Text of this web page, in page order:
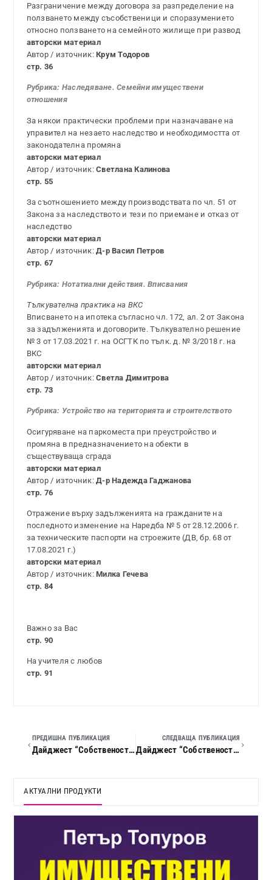
Разграничение между договора за разпределение на
ползването между съсобственици и споразумението
относно ползването на семейното жилище при развод
авторски материал
Автор / източник:Крум Тодоров
стр. 36
Рубрика: Наследяване. Семейни имуществени
отношения
За някои практически проблеми при назначаване на
управител на незаето наследство и необходимостта от
законодателна промяна
авторски материал
Автор / източник:Светлана Калинова
стр. 55
За съотношението между производствата по чл. 51 от
Закона за наследството и тези по приемане и отказ от
наследство
авторски материал
Автор / източник:Д-р Васил Петров
стр. 67
Рубрика: Нотатиални действия. Вписвания
Тълкувателна практика на ВКС
Вписването на ипотека съгласно чл. 172, ал. 2 от Закона
за задълженията и договорите. Тълкувателно решение
№ 3 от 17.03.2021 г. на ОСГТК по тълк. д. № 3/2018 г. на
ВКС
авторски материал
Автор / източник:Светла Димитрова
стр. 73
Рубрика: Устройство на територията и строителството
Осигуряване на паркоместа при преустройство и
промяна в предназначението на обекти в
съществуваща сграда
авторски материал
Автор / източник:Д-р Надежда Гаджанова
стр. 76
Отражение върху задълженията на гражданите на
последното изменение на Наредба № 5 от 28.12.2006 г.
за техническите паспорти на строежите (ДВ, бр. 68 от
17.08.2021 г.)
авторски материал
Автор / източник:Милка Гечева
стр. 84
Важно за Вас
стр. 90
На учителя с любов
стр. 91
ПРЕДИШНА ПУБЛИКАЦИЯ
Дайджест “Собственост и право”, 2021 г., кн. 09
СЛЕДВАЩА ПУБЛИКАЦИЯ
Дайджест “Собственост и право”, 2021 г., кн. 11
АКТУАЛНИ ПРОДУКТИ